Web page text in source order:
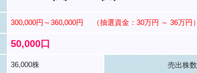
300,000円～360,000円 （抽選資金：30万円 ～ 36万円）
50,000口
36,000株 売出株数